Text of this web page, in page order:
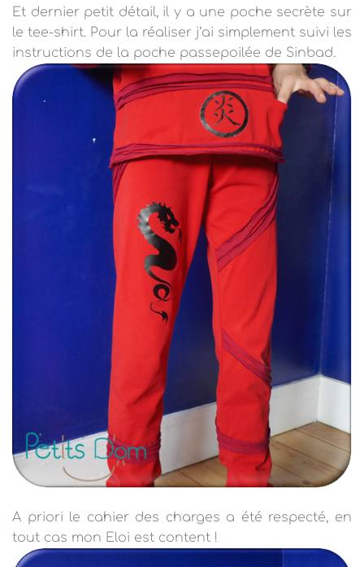
Et dernier petit détail, il y a une poche secrète sur
le tee-shirt. Pour la réaliser j’ai simplement suivi les
instructions de la poche passepoilée de Sinbad.
A priori le cahier des charges a été respecté, en
tout cas mon Eloi est content !